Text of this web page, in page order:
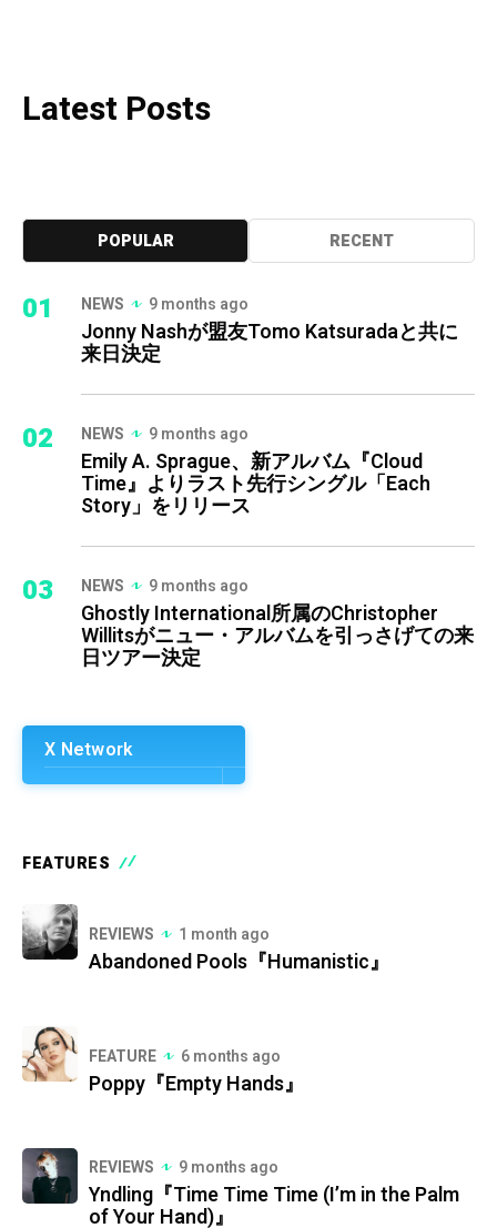
Latest Posts
POPULAR RECENT
01 NEWS 9 months ago
Jonny Nashが盟友Tomo Katsuradaと共に
来日決定
02 NEWS 9 months ago
Emily A. Sprague、新アルバム『Cloud
Time』よりラスト先行シングル「Each
Story」をリリース
03 NEWS 9 months ago
Ghostly International所属のChristopher
Willitsがニュー・アルバムを引っさげての来
日ツアー決定
X Network
FEATURES
REVIEWS 1 month ago
Abandoned Pools『Humanistic』
FEATURE 6 months ago
Poppy『Empty Hands』
REVIEWS 9 months ago
Yndling『Time Time Time (I’m in the Palm
of Your Hand)』